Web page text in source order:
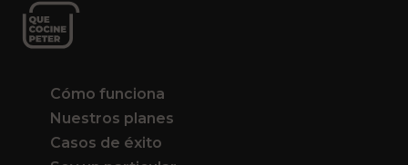
Cómo funciona
Nuestros planes
Casos de éxito